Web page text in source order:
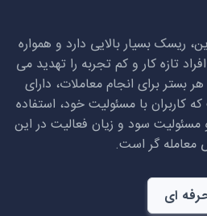
ریسک بسیار بالایی دارد و همواره
تازه کار و کم تجربه را تهدید می
بستر برای انجام معاملات، دارای
با مسئولیت خود، استفاده
مسئولیت سود و زیان فعالیت در این
معامله گر است.
ای